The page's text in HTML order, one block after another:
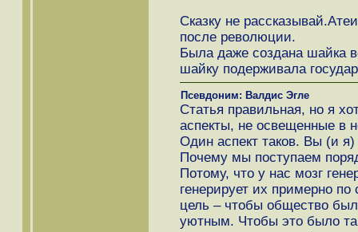
Сказку не
после революции.
Была даже создана шайка
шайку подерживала
Псевдоним: Валдис Эгле
Статья правильная, но я
аспекты, не освещенные в
Один аспект таков. Вы (и
Почему мы поступаем
Потому, что у нас мозг
генерирует их примерно
цель – чтобы общество
уютным. Чтобы это было